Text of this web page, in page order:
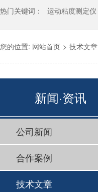
热门关键词： 运动粘度测定仪
您的位置: 网站首页 > 技术文章
新闻·资讯
公司新闻
合作案例
技术文章